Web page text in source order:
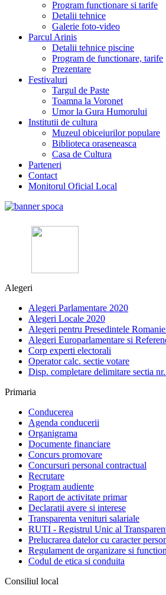
Program functionare si tarife
Detalii tehnice
Galerie foto-video
Parcul Arinis
Detalii tehnice piscine
Program de functionare, tarife
Prezentare
Festivaluri
Targul de Paste
Toamna la Voronet
Umor la Gura Humorului
Institutii de cultura
Muzeul obiceiurilor populare
Biblioteca oraseneasca
Casa de Cultura
Parteneri
Contact
Monitorul Oficial Local
Alegeri
Alegeri Parlamentare 2020
Alegeri Locale 2020
Alegeri pentru Presedintele
Alegeri Europarlamentare si
Corp experti electorali
Operator calc. sectie votare
Disp. completare delimitare sectia
Primaria
Conducerea
Agenda conducerii
Organigrama
Documente financiare
Concurs promovare
Concursuri personal contractual
Recrutare
Program audiente
Raport de activitate primar
Declaratii avere si interese
Transparenta venituri salariale
RUTI - Registrul Unic al
Prelucrarea datelor cu caracter
Regulament de organizare si
Codul de etica si conduita
Consiliul local